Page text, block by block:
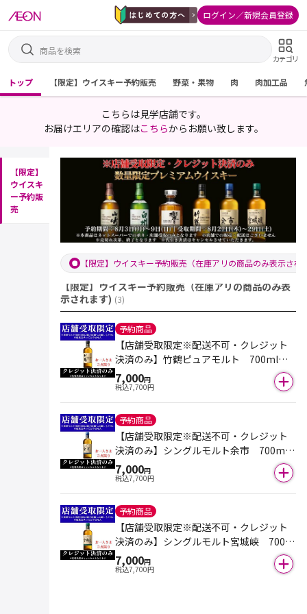
ログイン／新規会員登録
カテゴリ
トップ 【限定】ウイスキー予約販売 野菜・果物 肉 肉加工品
こちらは見学店舗です。
お届けエリアの確認はこちらからお願い致します。
【限定】
ウイスキ
ー予約販
売
【限定】ウイスキー予約販売（在庫アリの商品のみ表示され
【限定】ウイスキー予約販売（在庫アリの商品のみ表
示されます) (3)
予約商品
【店舗受取限定※配送不可・クレジット
決済のみ】竹鶴ピュアモルト 700ml
（箱付き）※おひとり様３点まで
7,000円
税込7,700円
予約商品
【店舗受取限定※配送不可・クレジット
決済のみ】シングルモルト余市 700ml
（箱付き）※おひとり様３点まで
7,000円
税込7,700円
予約商品
【店舗受取限定※配送不可・クレジット
決済のみ】シングルモルト宮城峡 700m
l（箱付き）※おひとり様３点まで
7,000円
税込7,700円